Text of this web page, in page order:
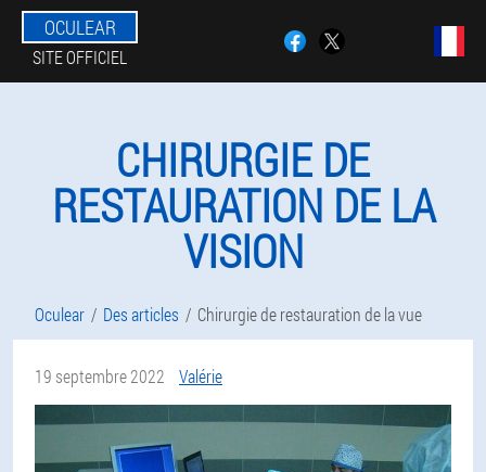
OCULEAR
SITE OFFICIEL
CHIRURGIE DE
RESTAURATION DE LA
VISION
Oculear Des articles Chirurgie de restauration de la vue
19 septembre 2022 Valérie